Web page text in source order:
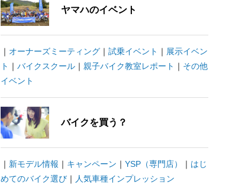
ヤマハのイベント
｜ オーナーズミーティング｜ 試乗イベント ｜ 展示イベン
ト ｜ バイクスクール｜ 親子バイク教室レポート ｜ その他
イベント
バイクを買う？
｜ 新モデル情報 ｜ キャンペーン ｜ YSP（専門店） ｜ はじ
めてのバイク選び｜ 人気車種インプレッション